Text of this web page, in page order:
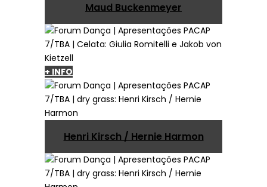
Maud Buckenmeyer
+ INFO
Henri Kirsch / Hernie Harmon